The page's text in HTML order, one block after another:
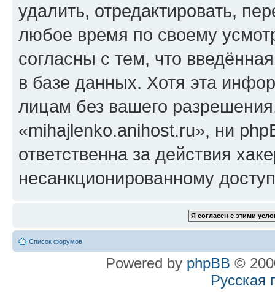
удалить, отредактировать,
любое время по своему
согласны с тем, что
в базе данных. Хотя эта
лицам без вашего
«mihajlenko.anihost.ru», ни
ответственна за действия
несанкционированному
Список форумов
Powered by phpBB ©
Русская